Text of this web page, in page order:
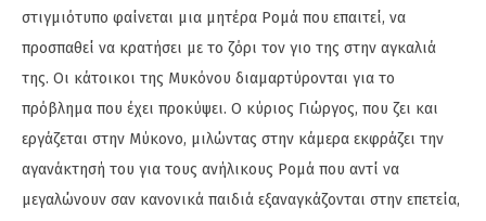
στιγμιότυπο φαίνεται μια μητέρα Ρομά που επαιτεί, να
προσπαθεί να κρατήσει με το ζόρι τον γιο της στην αγκαλιά
της. Οι κάτοικοι της Μυκόνου διαμαρτύρονται για το
πρόβλημα που έχει προκύψει. Ο κύριος Γιώργος, που ζει και
εργάζεται στην Μύκονο, μιλώντας στην κάμερα εκφράζει την
αγανάκτησή του για τους ανήλικους Ρομά που αντί να
μεγαλώνουν σαν κανονικά παιδιά εξαναγκάζονται στην επετεία,